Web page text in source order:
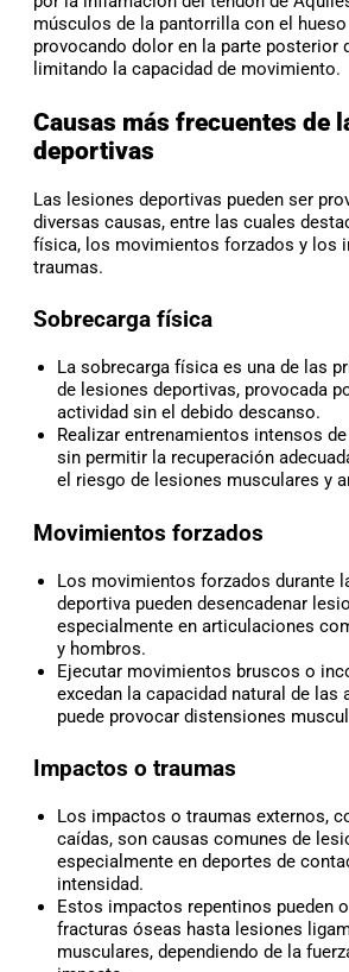
músculos de la pantorrilla con el
provocando dolor en la parte posterior
limitando la capacidad de movimiento.
Causas más frecuentes de
deportivas
Las lesiones deportivas pueden ser
diversas causas, entre las cuales
física, los movimientos forzados y los
traumas.
Sobrecarga física
La sobrecarga física es una de las
de lesiones deportivas, provocada
actividad sin el debido descanso.
Realizar entrenamientos intensos
sin permitir la recuperación
el riesgo de lesiones musculares y
Movimientos forzados
Los movimientos forzados durante
deportiva pueden desencadenar
especialmente en articulaciones
y hombros.
Ejecutar movimientos bruscos o
excedan la capacidad natural de las
puede provocar distensiones
Impactos o traumas
Los impactos o traumas externos,
caídas, son causas comunes de
especialmente en deportes de
intensidad.
Estos impactos repentinos pueden
fracturas óseas hasta lesiones
musculares, dependiendo de la